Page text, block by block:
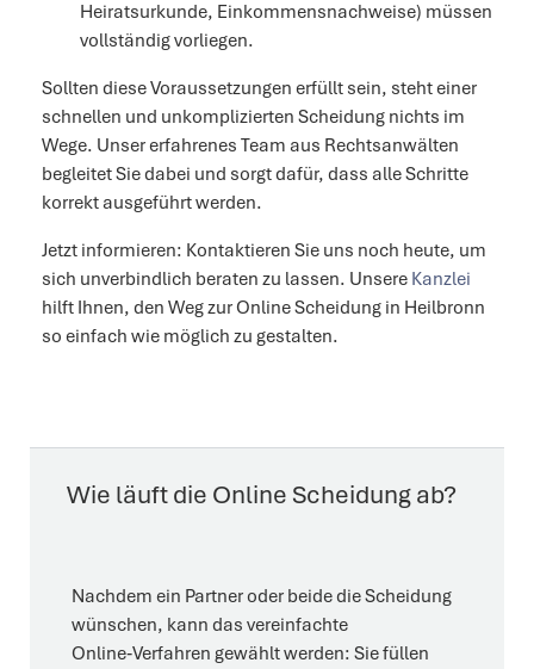
Heiratsurkunde, Einkommensnachweise) müssen
vollständig vorliegen.
Sollten diese Voraussetzungen erfüllt sein, steht einer
schnellen und unkomplizierten Scheidung nichts im
Wege. Unser erfahrenes Team aus Rechtsanwälten
begleitet Sie dabei und sorgt dafür, dass alle Schritte
korrekt ausgeführt werden.
Jetzt informieren: Kontaktieren Sie uns noch heute, um
sich unverbindlich beraten zu lassen. Unsere Kanzlei
hilft Ihnen, den Weg zur Online Scheidung in Heilbronn
so einfach wie möglich zu gestalten.
Wie läuft die Online Scheidung ab?
Nachdem ein Partner oder beide die Scheidung
wünschen, kann das vereinfachte
Online‑Verfahren gewählt werden: Sie füllen